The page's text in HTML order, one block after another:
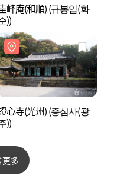
峰庵(和順) (규봉암(화
))
心寺(光州) (증심사(광
))
多